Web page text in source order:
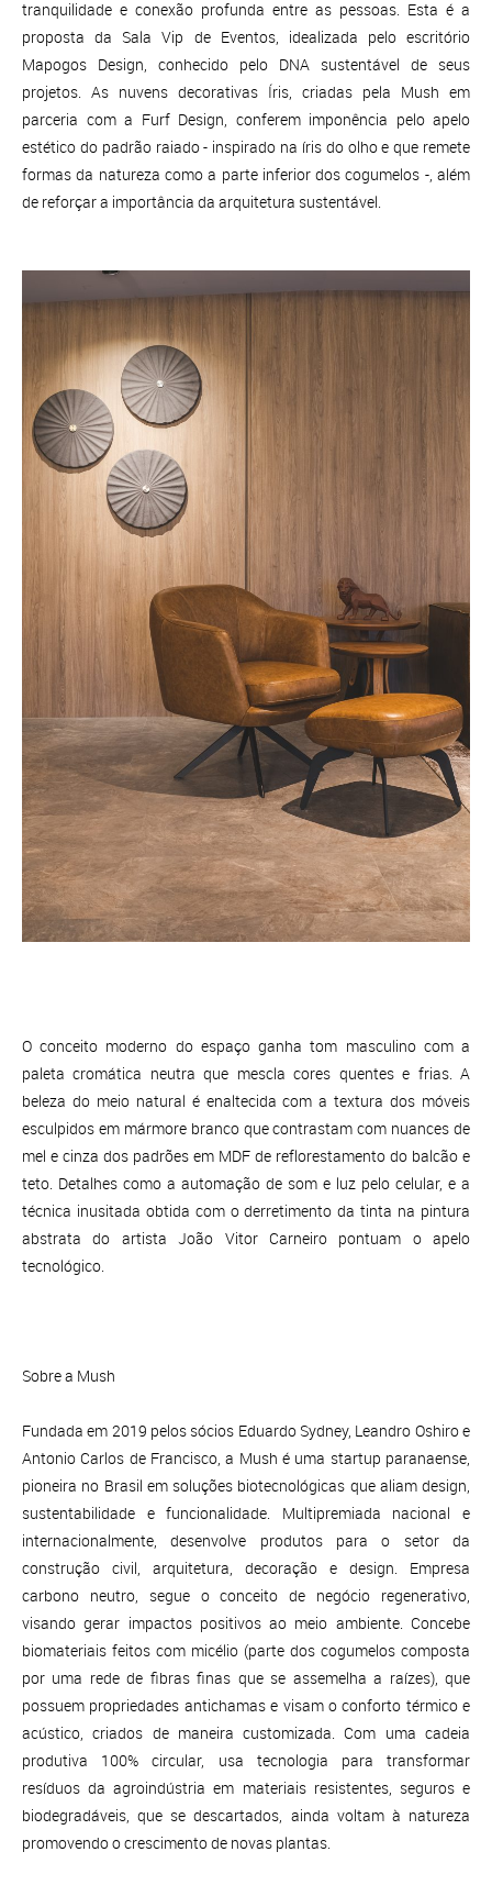
tranquilidade e conexão profunda entre as pessoas. Esta é a
proposta da Sala Vip de Eventos, idealizada pelo escritório
Mapogos Design, conhecido pelo DNA sustentável de seus
projetos. As nuvens decorativas Íris, criadas pela Mush em
parceria com a Furf Design, conferem imponência pelo apelo
estético do padrão raiado - inspirado na íris do olho e que remete
formas da natureza como a parte inferior dos cogumelos -, além
de reforçar a importância da arquitetura sustentável.
O conceito moderno do espaço ganha tom masculino com a
paleta cromática neutra que mescla cores quentes e frias. A
beleza do meio natural é enaltecida com a textura dos móveis
esculpidos em mármore branco que contrastam com nuances de
mel e cinza dos padrões em MDF de reflorestamento do balcão e
teto. Detalhes como a automação de som e luz pelo celular, e a
técnica inusitada obtida com o derretimento da tinta na pintura
abstrata do artista João Vitor Carneiro pontuam o apelo
tecnológico.
Sobre a Mush
Fundada em 2019 pelos sócios Eduardo Sydney, Leandro Oshiro e
Antonio Carlos de Francisco, a Mush é uma startup paranaense,
pioneira no Brasil em soluções biotecnológicas que aliam design,
sustentabilidade e funcionalidade. Multipremiada nacional e
internacionalmente, desenvolve produtos para o setor da
construção civil, arquitetura, decoração e design. Empresa
carbono neutro, segue o conceito de negócio regenerativo,
visando gerar impactos positivos ao meio ambiente. Concebe
biomateriais feitos com micélio (parte dos cogumelos composta
por uma rede de fibras finas que se assemelha a raízes), que
possuem propriedades antichamas e visam o conforto térmico e
acústico, criados de maneira customizada. Com uma cadeia
produtiva 100% circular, usa tecnologia para transformar
resíduos da agroindústria em materiais resistentes, seguros e
biodegradáveis, que se descartados, ainda voltam à natureza
promovendo o crescimento de novas plantas.